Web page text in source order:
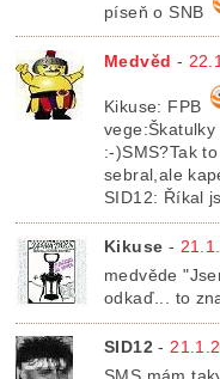
píseň o SNB
Medvěd -
Kikuse: FPB
:-)SMS?Tak
sebral,ale
SID12: Říkal
Kikuse -
medvěde
odkaď... to
SID12 -